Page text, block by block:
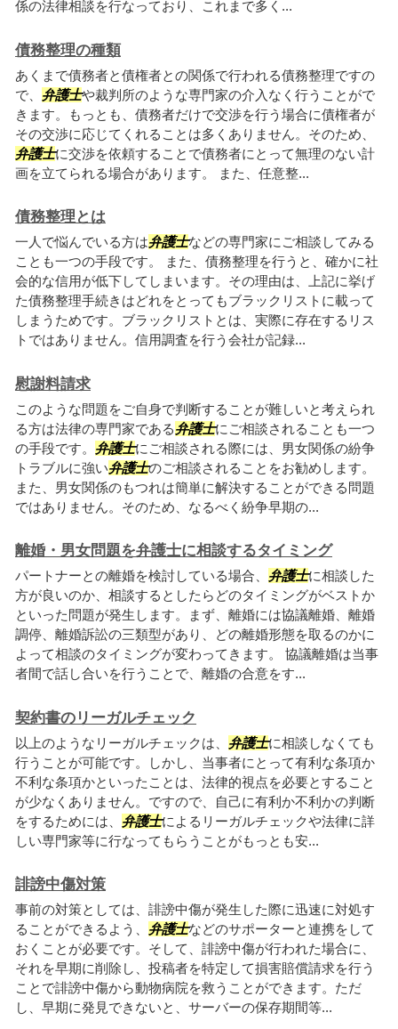
係の法律相談を行なっており、これまで多く...
債務整理の種類
あくまで債務者と債権者との関係で行われる債務整理ですの
で、 弁護士や裁判所のような専門家の介入なく行うことがで
きます。もっとも、債務者だけで交渉を行う場合に債権者が
その交渉に応じてくれることは多くありません。そのため、
弁護士に交渉を依頼することで債務者にとって無理のない計
画を立てられる場合があります。 また、任意整...
債務整理とは
一人で悩んでいる方は弁護士などの専門家にご相談してみる
ことも一つの手段です。 また、債務整理を行うと、確かに社
会的な信用が低下してしまいます。その理由は、上記に挙げ
た債務整理手続きはどれをとってもブラックリストに載って
しまうためです。ブラックリストとは、実際に存在するリス
トではありません。信用調査を行う会社が記録...
慰謝料請求
このような問題をご自身で判断することが難しいと考えられ
る方は法律の専門家である弁護士にご相談されることも一つ
の手段です。 弁護士にご相談される際には、男女関係の紛争
トラブルに強い弁護士のご相談されることをお勧めします。
また、男女関係のもつれは簡単に解決することができる問題
ではありません。そのため、なるべく紛争早期の...
離婚・男女問題を弁護士に相談するタイミング
パートナーとの離婚を検討している場合、 弁護士に相談した
方が良いのか、相談するとしたらどのタイミングがベストか
といった問題が発生します。まず、離婚には協議離婚、離婚
調停、離婚訴訟の三類型があり、どの離婚形態を取るのかに
よって相談のタイミングが変わってきます。 協議離婚は当事
者間で話し合いを行うことで、離婚の合意をす...
契約書のリーガルチェック
以上のようなリーガルチェックは、 弁護士に相談しなくても
行うことが可能です。しかし、当事者にとって有利な条項か
不利な条項かといったことは、法律的視点を必要とすること
が少なくありません。ですので、自己に有利か不利かの判断
をするためには、 弁護士によるリーガルチェックや法律に詳
しい専門家等に行なってもらうことがもっとも安...
誹謗中傷対策
事前の対策としては、誹謗中傷が発生した際に迅速に対処す
ることができるよう、 弁護士などのサポーターと連携をして
おくことが必要です。そして、誹謗中傷が行われた場合に、
それを早期に削除し、投稿者を特定して損害賠償請求を行う
ことで誹謗中傷から動物病院を救うことができます。ただ
し、早期に発見できないと、サーバーの保存期間等...